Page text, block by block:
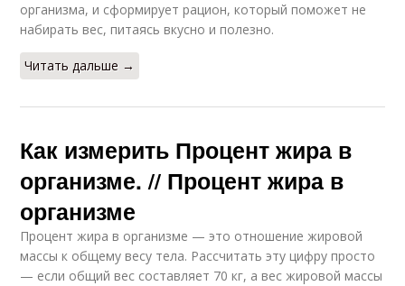
организма, и сформирует рацион, который поможет не
набирать вес, питаясь вкусно и полезно.
Читать дальше →
Как измерить Процент жира в
организме. // Процент жира в
организме
Процент жира в организме — это отношение жировой
массы к общему весу тела. Рассчитать эту цифру просто
— если общий вес составляет 70 кг, а вес жировой массы